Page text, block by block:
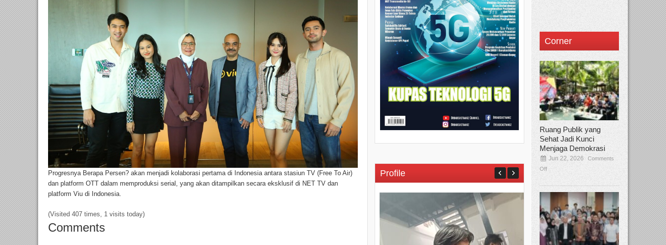
Progresnya Berapa Persen? akan menjadi kolaborasi pertama di Indonesia antara stasiun TV (Free To Air)
dan platform OTT dalam memproduksi serial, yang akan ditampilkan secara eksklusif di NET TV dan
platform Viu di Indonesia.
(Visited 407 times, 1 visits today)
Comments
Profile
Corner
Ruang Publik yang
Sehat Jadi Kunci
Menjaga Demokrasi
Jun 22, 2026
Comments
Off